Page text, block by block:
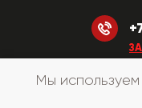
©
Мы